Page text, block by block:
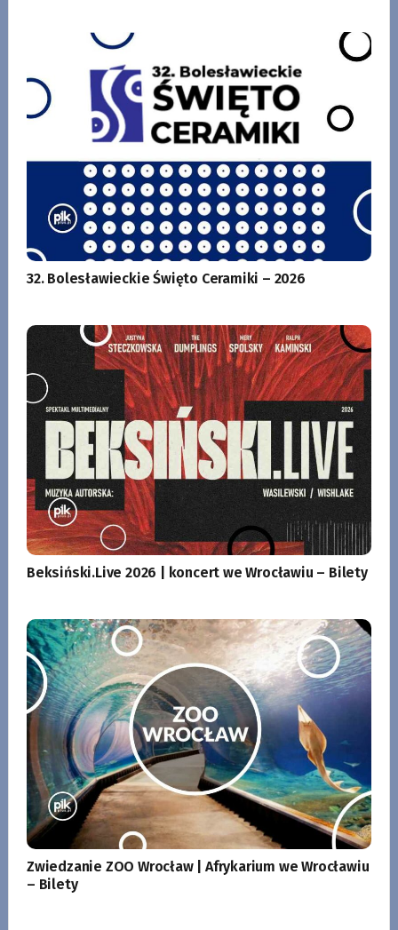
32. Bolesławieckie Święto Ceramiki – 2026
Beksiński.Live 2026 | koncert we Wrocławiu – Bilety
Zwiedzanie ZOO Wrocław | Afrykarium we Wrocławiu
– Bilety